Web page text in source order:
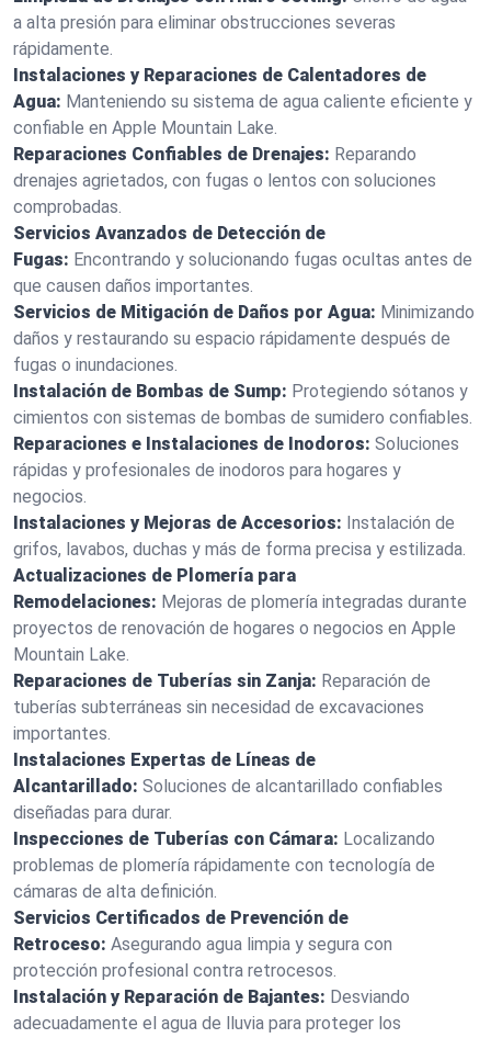
a alta presión para eliminar obstrucciones severas
rápidamente.
Instalaciones y Reparaciones de Calentadores de
Agua: Manteniendo su sistema de agua caliente eficiente y
confiable en Apple Mountain Lake.
Reparaciones Confiables de Drenajes: Reparando
drenajes agrietados, con fugas o lentos con soluciones
comprobadas.
Servicios Avanzados de Detección de
Fugas: Encontrando y solucionando fugas ocultas antes de
que causen daños importantes.
Servicios de Mitigación de Daños por Agua: Minimizando
daños y restaurando su espacio rápidamente después de
fugas o inundaciones.
Instalación de Bombas de Sump: Protegiendo sótanos y
cimientos con sistemas de bombas de sumidero confiables.
Reparaciones e Instalaciones de Inodoros: Soluciones
rápidas y profesionales de inodoros para hogares y
negocios.
Instalaciones y Mejoras de Accesorios: Instalación de
grifos, lavabos, duchas y más de forma precisa y estilizada.
Actualizaciones de Plomería para
Remodelaciones: Mejoras de plomería integradas durante
proyectos de renovación de hogares o negocios en Apple
Mountain Lake.
Reparaciones de Tuberías sin Zanja: Reparación de
tuberías subterráneas sin necesidad de excavaciones
importantes.
Instalaciones Expertas de Líneas de
Alcantarillado: Soluciones de alcantarillado confiables
diseñadas para durar.
Inspecciones de Tuberías con Cámara: Localizando
problemas de plomería rápidamente con tecnología de
cámaras de alta definición.
Servicios Certificados de Prevención de
Retroceso: Asegurando agua limpia y segura con
protección profesional contra retrocesos.
Instalación y Reparación de Bajantes: Desviando
adecuadamente el agua de lluvia para proteger los